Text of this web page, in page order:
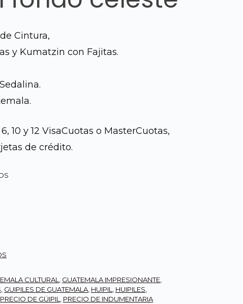
Cintura,
y Kumatzin con Fajitas.
10 y 12 VisaCuotas o MasterCuotas,
de crédito.
CULTURAL GUATEMALA IMPRESIONANTE
GUIPILES DE GUATEMALA HUIPIL HUIPILES
PRECIO DE GÜIPIL
PRECIO DE INDUMENTARIA